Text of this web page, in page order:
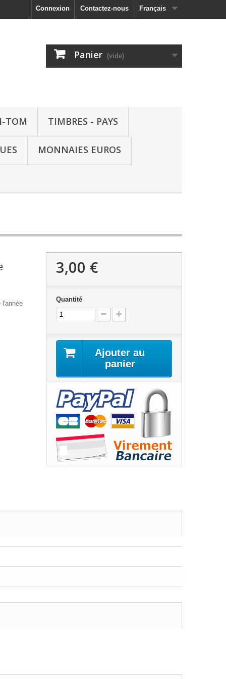
Français
Contactez-nous
Connexion
Panier (vide)
TOM TIMBRES - PAYS
MONNAIES EUROS
l'année
3,00 €
Quantité
Ajouter au
panier